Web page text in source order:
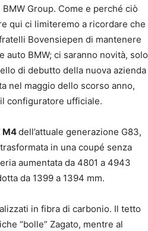
Group. Come e perché ciò
qui ci limiteremo a ricordare che
Bovensiepen di mantenere
BMW; ci saranno novità, solo
di debutto della nuova azienda
nel maggio dello scorso anno,
configuratore ufficiale.
M4dell’attuale generazione G83,
in una coupé senza
aumentata da 4801 a 4943
da 1399 a 1394 mm.
in fibra di carbonio. Il tetto
“bolle” Zagato, mentre al